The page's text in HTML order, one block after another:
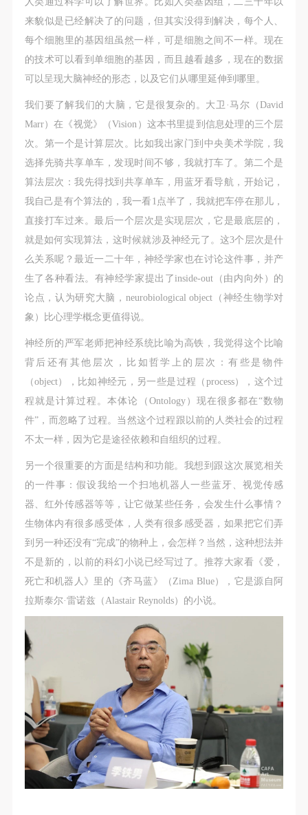
来貌似是已经解决了的问题，但其实没得到解决，每个人、
每个细胞里的基因组虽然一样，可是细胞之间不一样。现在
的技术可以看到单细胞的基因，而且越看越多，现在的数据
可以呈现大脑神经的形态，以及它们从哪里延伸到哪里。
我们要了解我们的大脑，它是很复杂的。大卫·马尔（David
Marr）在《视觉》（Vision）这本书里提到信息处理的三个层
次。第一个是计算层次。比如我出家门到中央美术学院，我
选择先骑共享单车，发现时间不够，我就打车了。第二个是
算法层次：我先得找到共享单车，用蓝牙看导航，开始记，
我自己是有个算法的，我一看1点半了，我就把车停在那儿，
直接打车过来。最后一个层次是实现层次，它是最底层的，
就是如何实现算法，这时候就涉及神经元了。这3个层次是什
么关系呢？最近一二十年，神经学家也在讨论这件事，并产
生了各种看法。有神经学家提出了inside-out（由内向外）的
论点，认为研究大脑，neurobiological object（神经生物学对
象）比心理学概念更值得说。
神经所的严军老师把神经系统比喻为高铁，我觉得这个比喻
背后还有其他层次，比如哲学上的层次：有些是物件
（object），比如神经元，另一些是过程（process），这个过
程就是计算过程。本体论（Ontology）现在很多都在“数物
件”，而忽略了过程。当然这个过程跟以前的人类社会的过程
不太一样，因为它是途径依赖和自组织的过程。
另一个很重要的方面是结构和功能。我想到跟这次展览相关
的一件事：假设我给一个扫地机器人一些蓝牙、视觉传感
器、红外传感器等等，让它做某些任务，会发生什么事情？
生物体内有很多感受体，人类有很多感受器，如果把它们弄
到另一种还没有“完成”的物种上，会怎样？当然，这种想法并
不是新的，以前的科幻小说已经写过了。推荐大家看《爱，
死亡和机器人》里的《齐马蓝》（Zima Blue），它是源自阿
拉斯泰尔·雷诺兹（Alastair Reynolds）的小说。
（3）、使用地域范围
适用地域范围包括国内和国外。
使用肖像的媒介限于不损害甲方肖像权的任何媒介
（如杂志、网络等）。
三、肖像权使用期限
永久使用。
四、许可使用费用
带有甲方肖像作品的拍摄费用由乙方承担。
乙方于拍摄完带有甲方肖像的作品无需支付甲方任何
费用。
附则
（1）、本协议未尽事宜，经双方友好协商后可作为
本协议的补充协议，并不得违反相关法律法规规定。
（2）、本协议自甲乙双方签字（盖章）、勾选之日
起生效。
（3）、本协议包括纸质档和电子档，纸质档—式二
份，甲乙双方各执一份，均具有同等法律效力。
活动参与者意味着接受并承担本协议的全部义务，未
同意者意味着放弃参加此次活动的权利。凡参加这次
活动前，必须事先与自己的家属沟通，取得家属同
意，同时知晓并同意本免责声明。参加者签名/勾选
后，视作其家属也已知晓并同意。
我已认真阅读上述条款，并且同意。
（3）、使用地域范围
适用地域范围包括国内和国外。
使用肖像的媒介限于不损害甲方肖像权的任何媒介
（如杂志、网络等）。
三、肖像权使用期限
永久使用。
四、许可使用费用
带有甲方肖像作品的拍摄费用由乙方承担。
乙方于拍摄完带有甲方肖像的作品无需支付甲方任何
费用。
附则
（1）、本协议未尽事宜，经双方友好协商后可作为
本协议的补充协议，并不得违反相关法律法规规定。
（2）、本协议自甲乙双方签字（盖章）、勾选之日
起生效。
（3）、本协议包括纸质档和电子档，纸质档—式二
份，甲乙双方各执一份，均具有同等法律效力。
活动参与者意味着接受并承担本协议的全部义务，未
同意者意味着放弃参加此次活动的权利。凡参加这次
活动前，必须事先与自己的家属沟通，取得家属同
意，同时知晓并同意本免责声明。参加者签名/勾选
后，视作其家属也已知晓并同意。
我已认真阅读上述条款，并且同意。
（3）、使用地域范围
适用地域范围包括国内和国外。
使用肖像的媒介限于不损害甲方肖像权的任何媒介
（如杂志、网络等）。
三、肖像权使用期限
永久使用。
四、许可使用费用
带有甲方肖像作品的拍摄费用由乙方承担。
乙方于拍摄完带有甲方肖像的作品无需支付甲方任何
费用。
附则
（1）、本协议未尽事宜，经双方友好协商后可作为
本协议的补充协议，并不得违反相关法律法规规定。
（2）、本协议自甲乙双方签字（盖章）、勾选之日
起生效。
（3）、本协议包括纸质档和电子档，纸质档—式二
份，甲乙双方各执一份，均具有同等法律效力。
活动参与者意味着接受并承担本协议的全部义务，未
同意者意味着放弃参加此次活动的权利。凡参加这次
活动前，必须事先与自己的家属沟通，取得家属同
意，同时知晓并同意本免责声明。参加者签名/勾选
后，视作其家属也已知晓并同意。
我已认真阅读上述条款，并且同意。